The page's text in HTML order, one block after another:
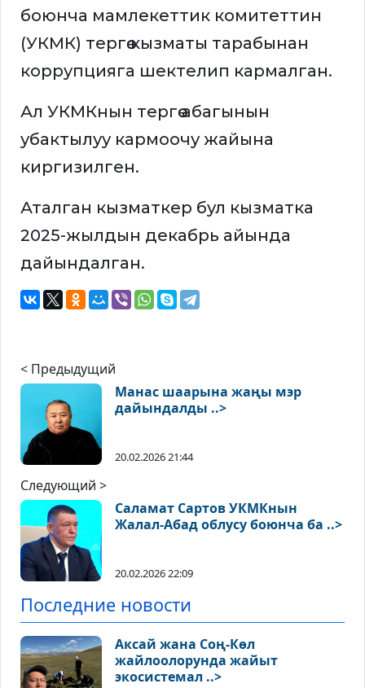
боюнча мамлекеттик комитеттин
(УКМК) тергөө кызматы тарабынан
коррупцияга шектелип кармалган.
Ал УКМКнын тергөө абагынын
убактылуу кармоочу жайына
киргизилген.
Аталган кызматкер бул кызматка
2025-жылдын декабрь айында
дайындалган.
< Предыдущий
Манас шаарына жаңы мэр
дайындалды ..>
20.02.2026 21:44
Следующий >
Саламат Сартов УКМКнын
Жалал-Абад облусу боюнча ба ..>
20.02.2026 22:09
Последние новости
Аксай жана Соң-Көл
жайлоолорунда жайыт
экосистемал ..>